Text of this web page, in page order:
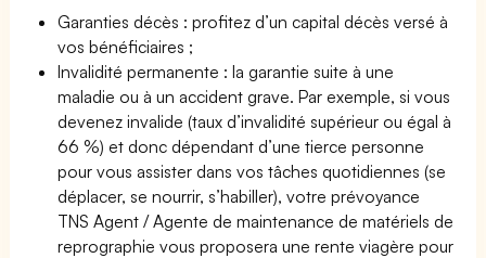
Garanties décès : profitez d’un capital décès versé à
vos bénéficiaires ;
Invalidité permanente : la garantie suite à une
maladie ou à un accident grave. Par exemple, si vous
devenez invalide (taux d’invalidité supérieur ou égal à
66 %) et donc dépendant d’une tierce personne
pour vous assister dans vos tâches quotidiennes (se
déplacer, se nourrir, s’habiller), votre prévoyance
TNS Agent / Agente de maintenance de matériels de
reprographie vous proposera une rente viagère pour